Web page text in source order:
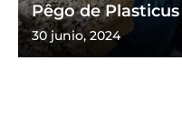
Pêgo de
30 junio, 2024